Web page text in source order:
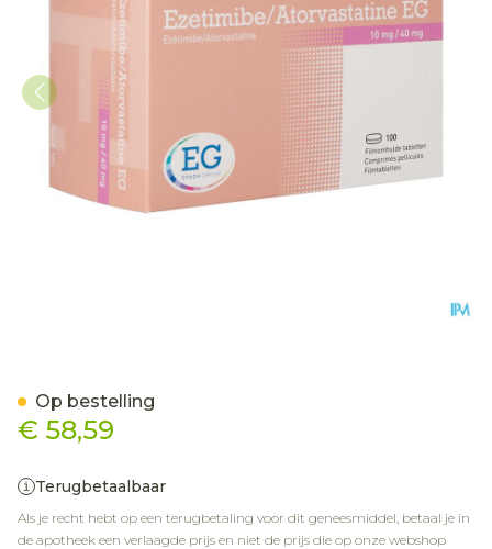
€ 58,59
Terugbetaalbaar
Als je recht hebt op een terugbetaling voor dit geneesmiddel, betaal je in
de apotheek een verlaagde prijs en niet de prijs die op onze webshop
Op bestelling